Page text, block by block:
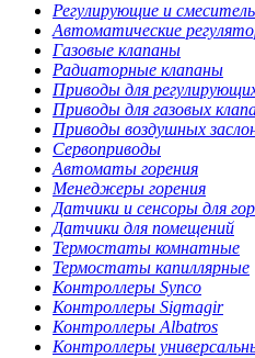
Регулирующие и
Автоматические
Газовые клапаны
Радиаторные клапаны
Приводы для
Приводы для газовых
Приводы воздушных
Сервоприводы
Автоматы горения
Менеджеры горения
Датчики и сенсоры для
Датчики для помещений
Термостаты комнатные
Термостаты капиллярные
Контроллеры Synco
Контроллеры Sigmagir
Контроллеры Albatros
Контроллеры